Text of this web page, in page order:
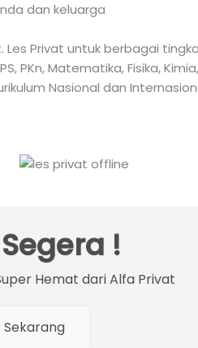
dan keluarga
Privat untuk berbagai
PKn, Matematika, Fisika,
Nasional dan
!
Hemat dari Alfa Privat